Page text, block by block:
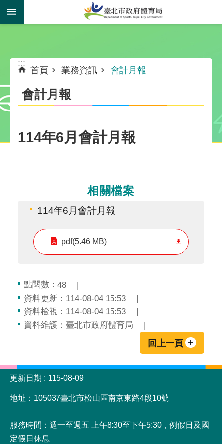
跳到主要內容區塊
:::
首頁 業務資訊 會計月報
會計月報
114年6月會計月報
相關檔案
114年6月會計月報
pdf(5.46 MB)
點閱數： 48
資料更新：114-08-04 15:53
資料檢視：114-08-04 15:53
資料維護：臺北市政府體育局
回上一頁
:::
更新日期
115-08-09
地址：105037臺北市松山區南京東路4段10號
服務時間：週一至週五 上午8:30至下午5:30，例假日及國
定假日休息